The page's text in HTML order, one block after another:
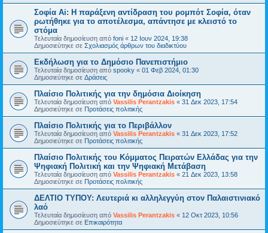
Σοφία Ai: Η παράξενη αντίδραση του ρομπότ Σοφία, όταν
ρωτήθηκε για το αποτέλεσμα, απάντησε με κλειστό το
στόμα
Τελευταία δημοσίευση από foni « 12 Ιουν 2024, 19:38
Δημοσιεύτηκε σε Σχολιασμός άρθρων του διαδικτύου
Εκδήλωση για το Δημόσιο Πανεπιστήμιο
Τελευταία δημοσίευση από spooky « 01 Φεβ 2024, 01:30
Δημοσιεύτηκε σε Δράσεις
Πλαίσιο Πολιτικής για την δημόσια Διοίκηση
Τελευταία δημοσίευση από Vassilis Perantzakis « 31 Δεκ 2023, 17:54
Δημοσιεύτηκε σε Προτάσεις πολιτικής
Πλαίσιο Πολιτικής για το Περιβάλλον
Τελευταία δημοσίευση από Vassilis Perantzakis « 31 Δεκ 2023, 17:52
Δημοσιεύτηκε σε Προτάσεις πολιτικής
Πλαίσιο Πολιτικής του Κόμματος Πειρατών Ελλάδας για την
Ψηφιακή Πολιτική και την Ψηφιακή Μετάβαση
Τελευταία δημοσίευση από Vassilis Perantzakis « 21 Δεκ 2023, 13:58
Δημοσιεύτηκε σε Προτάσεις πολιτικής
ΔΕΛΤΙΟ ΤΥΠΟΥ: Λευτεριά κι αλληλεγγύη στον Παλαιστινιακό
λαό
Τελευταία δημοσίευση από Vassilis Perantzakis « 12 Οκτ 2023, 10:56
Δημοσιεύτηκε σε Επικαιρότητα